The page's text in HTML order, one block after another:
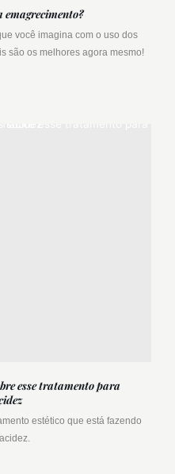
emagrecimento?
você imagina com o uso dos
são os melhores agora mesmo!
esse tratamento para
estético que está fazendo